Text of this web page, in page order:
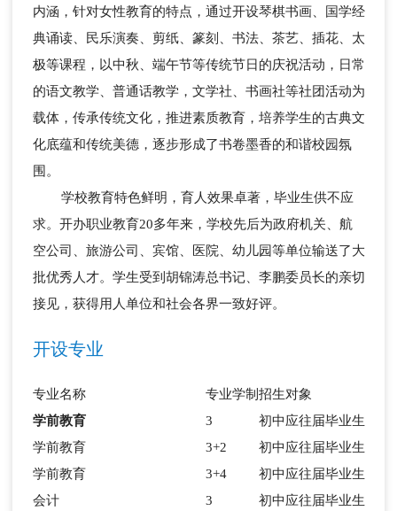
内涵，针对女性教育的特点，通过开设琴棋书画、国学经
典诵读、民乐演奏、剪纸、篆刻、书法、茶艺、插花、太
极等课程，以中秋、端午节等传统节日的庆祝活动，日常
的语文教学、普通话教学，文学社、书画社等社团活动为
载体，传承传统文化，推进素质教育，培养学生的古典文
化底蕴和传统美德，逐步形成了书卷墨香的和谐校园氛
围。
学校教育特色鲜明，育人效果卓著，毕业生供不应
求。开办职业教育20多年来，学校先后为政府机关、航
空公司、旅游公司、宾馆、医院、幼儿园等单位输送了大
批优秀人才。学生受到胡锦涛总书记、李鹏委员长的亲切
接见，获得用人单位和社会各界一致好评。
开设专业
专业名称 专业学制 招生对象
学前教育
3
初中应往届毕业生
学前教育
3+2
初中应往届毕业生
学前教育
3+4
初中应往届毕业生
会计
3
初中应往届毕业生